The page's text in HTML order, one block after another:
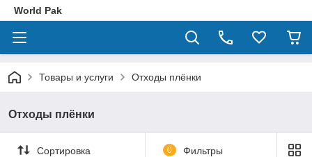
World Pak
Товары и услуги Отходы плёнки
Отходы плёнки
Сортировка 0 Фильтры